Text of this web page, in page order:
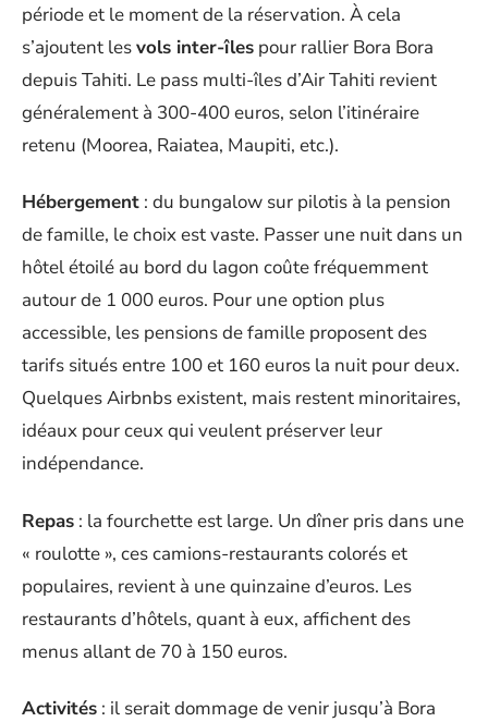
période et le moment de la réservation. À cela
s’ajoutent lesvols inter-îles pour rallier Bora Bora
depuis Tahiti. Le pass multi-îles d’Air Tahiti revient
généralement à 300-400 euros, selon l’itinéraire
retenu (Moorea, Raiatea, Maupiti, etc.).
Hébergement : du bungalow sur pilotis à la pension
de famille, le choix est vaste. Passer une nuit dans un
hôtel étoilé au bord du lagon coûte fréquemment
autour de 1 000 euros. Pour une option plus
accessible, les pensions de famille proposent des
tarifs situés entre 100 et 160 euros la nuit pour deux.
Quelques Airbnbs existent, mais restent minoritaires,
idéaux pour ceux qui veulent préserver leur
indépendance.
Repas : la fourchette est large. Un dîner pris dans une
« roulotte », ces camions-restaurants colorés et
populaires, revient à une quinzaine d’euros. Les
restaurants d’hôtels, quant à eux, affichent des
menus allant de 70 à 150 euros.
Activités : il serait dommage de venir jusqu’à Bora